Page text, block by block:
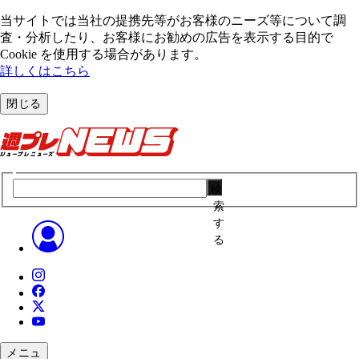
当サイトでは当社の提携先等がお客様のニーズ等について調
査・分析したり、お客様にお勧めの広告を表⽰する⽬的で
Cookie を使⽤する場合があります。
詳しくはこちら
閉じる
索
す
る
メニュ